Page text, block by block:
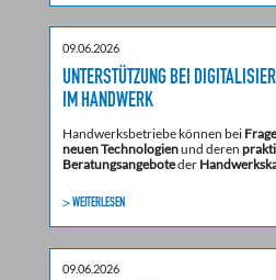
09.06.2026
UNTERSTÜTZUNG BEI
IM HANDWERK
Handwerksbetriebe können bei
neuen Technologienund deren
Beratungsangeboteder
> WEITERLESEN
09.06.2026